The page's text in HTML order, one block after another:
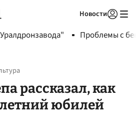
Новости
Проблемы с
рассказал, как
юбилей